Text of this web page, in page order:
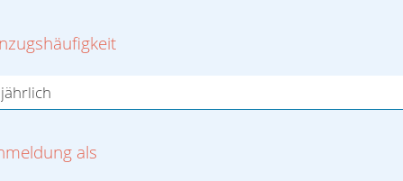
als